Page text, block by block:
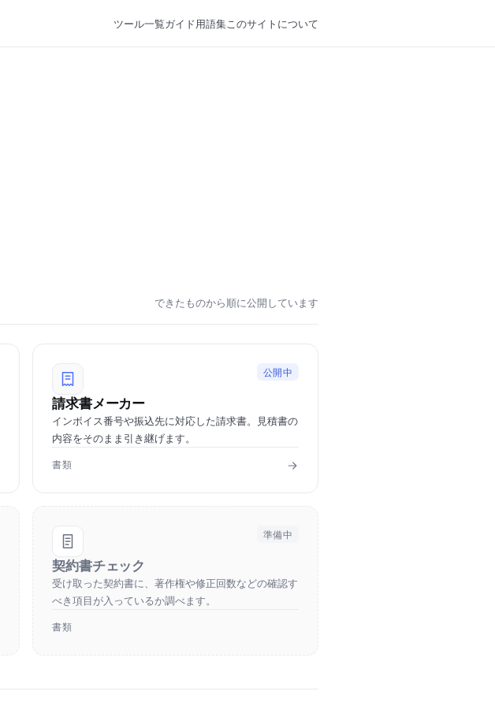
ツール一覧ガイド用語集このサイトについて
できたものから順に公開しています
公開中
請求書メーカー
インボイス番号や振込先に対応した請求書。見積書の
内容をそのまま引き継げます。
書類
準備中
契約書チェック
受け取った契約書に、著作権や修正回数などの確認す
べき項目が入っているか調べます。
書類